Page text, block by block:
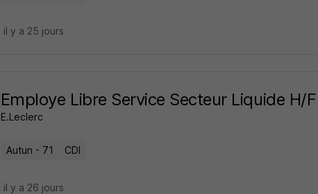
il y a 25 jours
Employe Libre Service Secteur Liquide H/F
E.Leclerc
Autun - 71 CDI
il y a 26 jours